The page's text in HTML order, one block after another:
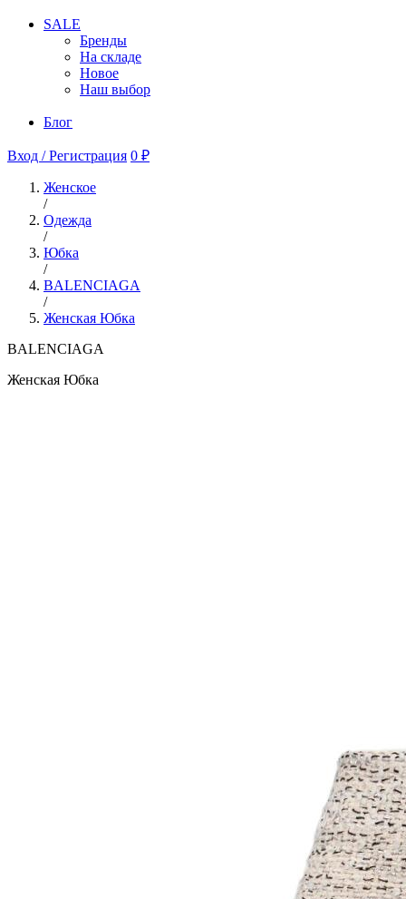
SALE
Бренды
На складе
Новое
Наш выбор
Блог
Вход / Регистрация 0 ₽
Женское
/
Одежда
/
Юбка
/
BALENCIAGA
/
Женская Юбка
BALENCIAGA
Женская Юбка